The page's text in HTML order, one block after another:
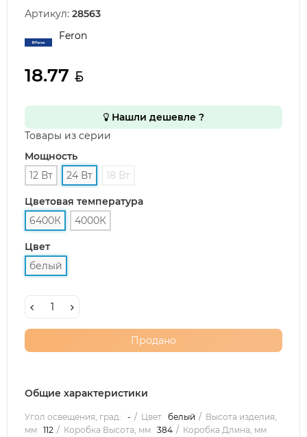
Артикул: 28563
Feron
18.77
Нашли дешевле ?
Товары из серии
Мощность
12 Вт
24 Вт 18 Вт
Цветовая температура
6400К
4000К
Цвет
белый
Продано
Общие характеристики
Угол освещения, град: - Цвет белый
Высота изделия,
мм 112 Коробка Высота, мм 384
Коробка Длина, мм